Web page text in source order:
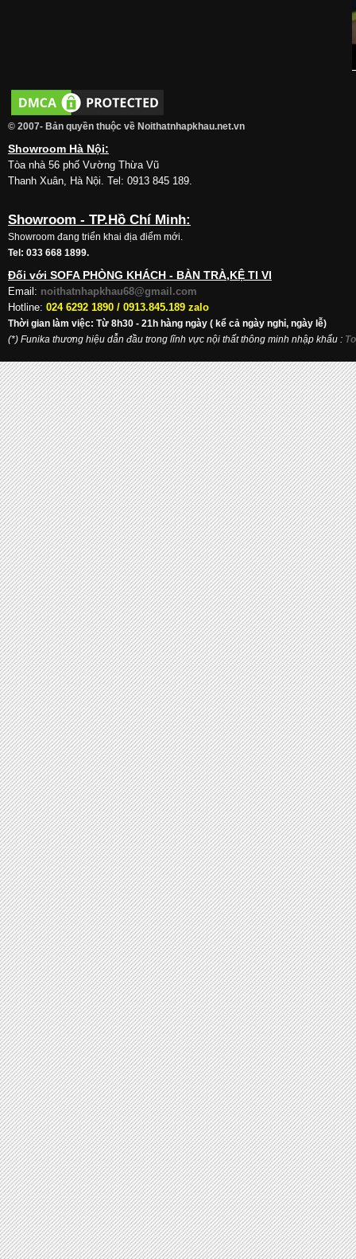
© 2007- Bản quyền thuộc về Noithatnhapkhau.net.vn
Showroom Hà Nội:
Tòa nhà 56 phố Vường Thừa Vũ
Thanh Xuân, Hà Nội. Tel: 0913 845 189.
Showroom - TP.Hồ Chí Minh:
Showroom đang triển khai địa điểm mới.
Tel: 033 668 1899.
Đối với SOFA PHÒNG KHÁCH - BÀN TRÀ,KỆ TI VI
Email: noithatnhapkhau68@gmail.com
Hotline: 024 6292 1890 / 0913.845.189 zalo
Thời gian làm việc: Từ 8h30 - 21h hàng ngày ( kể cả ngày nghỉ, ngày lễ)
(*) Funika thương hiệu dẫn đầu trong lĩnh vực nội thất thông minh nhập khẩu :